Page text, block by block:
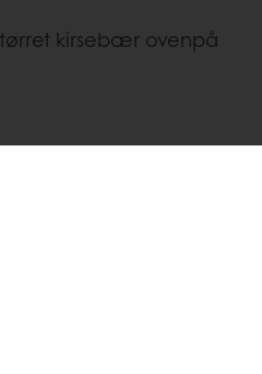
kirsebær ovenpå